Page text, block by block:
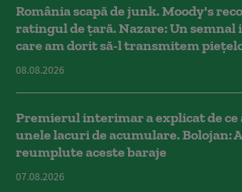
România scapă de junk. Moody's
ratingul de țară. Nazare: Un
care am dorit să-l transmitem
08.08.2026
Premierul interimar a explicat de ce
unele lacuri de acumulare. Bolojan:
reumplute aceste baraje
07.08.2026